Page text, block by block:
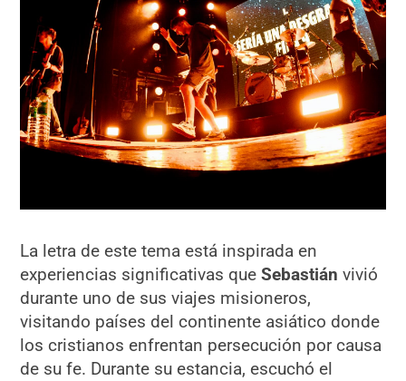
La letra de este tema está inspirada en
experiencias significativas queSebastián vivió
durante uno de sus viajes misioneros,
visitando países del continente asiático donde
los cristianos enfrentan persecución por causa
de su fe. Durante su estancia, escuchó el